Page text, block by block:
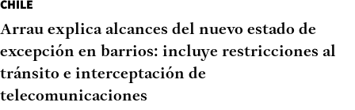
CHILE
Arrau explica alcances del nuevo estado de
excepción en barrios: incluye restricciones al
tránsito e interceptación de
telecomunicaciones